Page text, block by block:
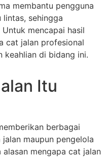
membantu pengguna
lintas, sehingga
mencapai hasil
cat jalan profesional
keahlian di bidang ini.
Itu
berbagai
maupun pengelola
mengapa cat jalan